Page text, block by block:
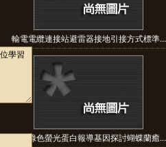
輸電電纜連接站避雷器接地引接方式標準...
應用綠色螢光蛋白報導基因探討蝴蝶蘭癒...